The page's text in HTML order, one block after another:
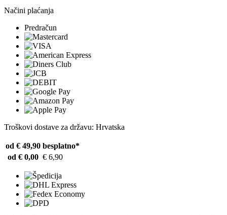
Načini plaćanja
Predračun
Troškovi dostave za državu: Hrvatska
od € 49,90 besplatno*
od € 0,00 € 6,90